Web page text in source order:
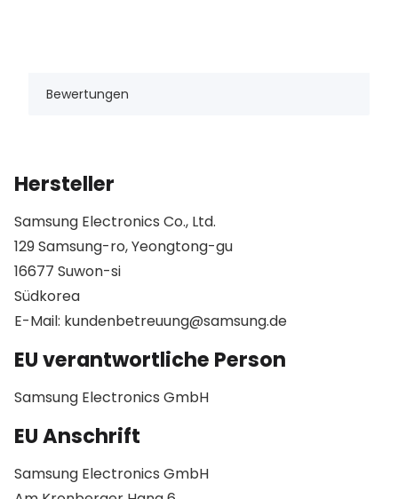
Bewertungen
Hersteller
Samsung Electronics Co., Ltd.
129 Samsung-ro, Yeongtong-gu
16677 Suwon-si
Südkorea
E-Mail: kundenbetreuung@samsung.de
EU verantwortliche Person
Samsung Electronics GmbH
EU Anschrift
Samsung Electronics GmbH